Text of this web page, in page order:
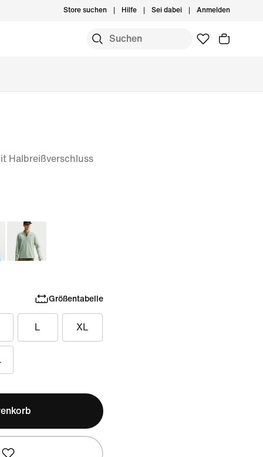
Store suchen Hilfe Sei dabei Anmelden
Halbreißverschluss
Größentabelle
L XL